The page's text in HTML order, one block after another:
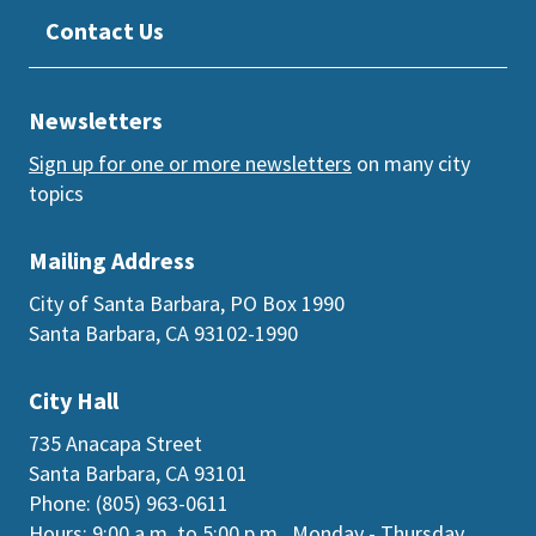
Contact Us
City Hall
735 Anacapa Street
Santa Barbara, CA 93101
Phone: (805) 963-0611
Mailing Address
City of Santa Barbara, PO Box 1990
Santa Barbara, CA 93102-1990
Newsletters
Sign up for one or more newsletters on many city
topics